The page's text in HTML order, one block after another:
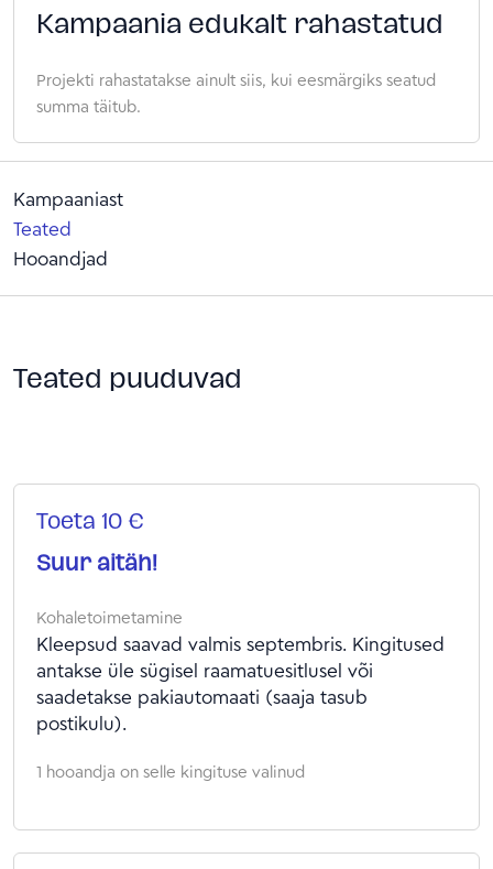
Kampaaniast
Teated
Hooandjad
Teated puuduvad
Kampaania edukalt rahastatud
Projekti rahastatakse ainult siis, kui eesmärgiks seatud
summa täitub.
Toeta 10 €
Suur aitäh!
Kohaletoimetamine
Kleepsud saavad valmis septembris. Kingitused
antakse üle sügisel raamatuesitlusel või
saadetakse pakiautomaati (saaja tasub
postikulu).
1 hooandja on selle kingituse valinud